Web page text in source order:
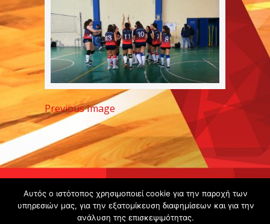
Previous Image
Copyright ©
2020 -
Αυτός ο ιστότοπος χρησιμοποιεί cookie για την παροχή των
υπηρεσιών μας, για την εξατομίκευση διαφημίσεων και για την
ανάλυση της επισκεψιμότητας.